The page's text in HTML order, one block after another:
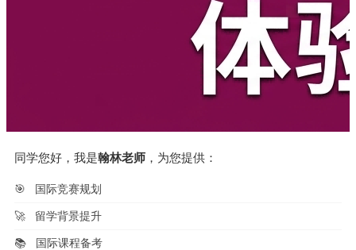
同学您好，我是翰林老师 ，为您提供：
🎯 国际竞赛规划
🚀 留学背景提升
📚 国际课程备考